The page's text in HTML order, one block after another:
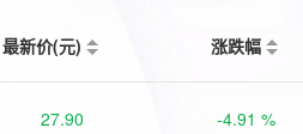
最新价(元) 涨跌幅
27.90 -4.91 %